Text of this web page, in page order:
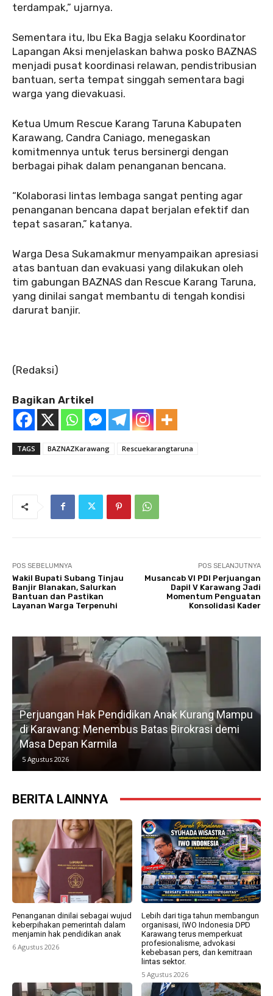
terdampak,” ujarnya.
‎Sementara itu, Ibu Eka Bagja selaku Koordinator
Lapangan Aksi menjelaskan bahwa posko BAZNAS
menjadi pusat koordinasi relawan, pendistribusian
bantuan, serta tempat singgah sementara bagi
warga yang dievakuasi.
‎‎Ketua Umum Rescue Karang Taruna Kabupaten
Karawang, Candra Caniago, menegaskan
komitmennya untuk terus bersinergi dengan
berbagai pihak dalam penanganan bencana.
‎“Kolaborasi lintas lembaga sangat penting agar
penanganan bencana dapat berjalan efektif dan
tepat sasaran,” katanya.
‎Warga Desa Sukamakmur menyampaikan apresiasi
atas bantuan dan evakuasi yang dilakukan oleh
tim gabungan BAZNAS dan Rescue Karang Taruna,
yang dinilai sangat membantu di tengah kondisi
darurat banjir.
‎(Redaksi)
Bagikan Artikel
TAGS BAZNAZKarawang Rescuekarangtaruna
POS SEBELUMNYA
Wakil Bupati Subang Tinjau
Banjir Blanakan, Salurkan
Bantuan dan Pastikan
Layanan Warga Terpenuhi
POS SELANJUTNYA
Musancab VI PDI Perjuangan
Dapil V Karawang Jadi
Momentum Penguatan
Konsolidasi Kader
Perjuangan Hak Pendidikan Anak Kurang Mampu
di Karawang: Menembus Batas Birokrasi demi
Masa Depan Karmila
5 Agustus 2026
BERITA LAINNYA
Penanganan dinilai sebagai wujud
keberpihakan pemerintah dalam
menjamin hak pendidikan anak
6 Agustus 2026
Lebih dari tiga tahun membangun
organisasi, IWO Indonesia DPD
Karawang terus memperkuat
profesionalisme, advokasi
kebebasan pers, dan kemitraan
lintas sektor.
5 Agustus 2026